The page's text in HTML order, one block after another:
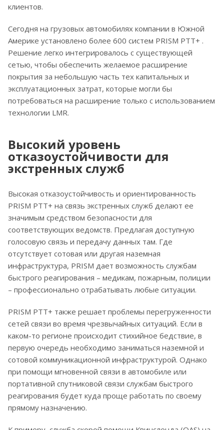
клиентов.
Сегодня на грузовых автомобилях компании в Южной
Америке установлено более 600 систем PRISM PTT+ .
Решение легко интегрировалось с существующей
сетью, чтобы обеспечить желаемое расширение
покрытия за небольшую часть тех капитальных и
эксплуатационных затрат, которые могли бы
потребоваться на расширение только с использованием
технологии LMR.
Высокий уровень
отказоустойчивости для
экстренных служб
Высокая отказоустойчивость и ориентированность
PRISM PTT+ на связь экстренных служб делают ее
значимым средством безопасности для
соответствующих ведомств. Предлагая доступную
голосовую связь и передачу данных там. Где
отсутствует сотовая или другая наземная
инфраструктура, PRISM дает возможность службам
быстрого реагирования – медикам, пожарным, полиции
– профессионально отрабатывать любые ситуации.
PRISM PTT+ также решает проблемы перегруженности
сетей связи во время чрезвычайных ситуаций. Если в
каком-то регионе происходит стихийное бедствие, в
первую очередь необходимо заниматься наземной и
сотовой коммуникационной инфраструктурой. Однако
при помощи мгновенной связи в автомобиле или
портативной спутниковой связи службам быстрого
реагирования будет куда проще работать по своему
прямому назначению.